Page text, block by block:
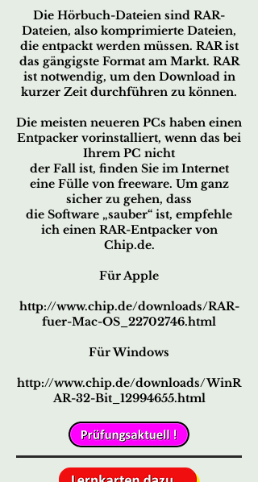
Die Hörbuch-Dateien sind RAR-
Dateien, also komprimierte Dateien,
die entpackt werden müssen. RAR ist
das gängigste Format am Markt. RAR
ist notwendig, um den Download in
kurzer Zeit durchführen zu können.
Die meisten neueren PCs haben einen
Entpacker vorinstalliert, wenn das bei
Ihrem PC nicht
der Fall ist, finden Sie im Internet
eine Fülle von freeware. Um ganz
sicher zu gehen, dass
die Software „sauber“ ist, empfehle
ich einen RAR-Entpacker von
Chip.de.
Für Apple
http://www.chip.de/downloads/RAR-
fuer-Mac-OS_22702746.html
Für Windows
http://www.chip.de/downloads/WinR
AR-32-Bit_12994655.html